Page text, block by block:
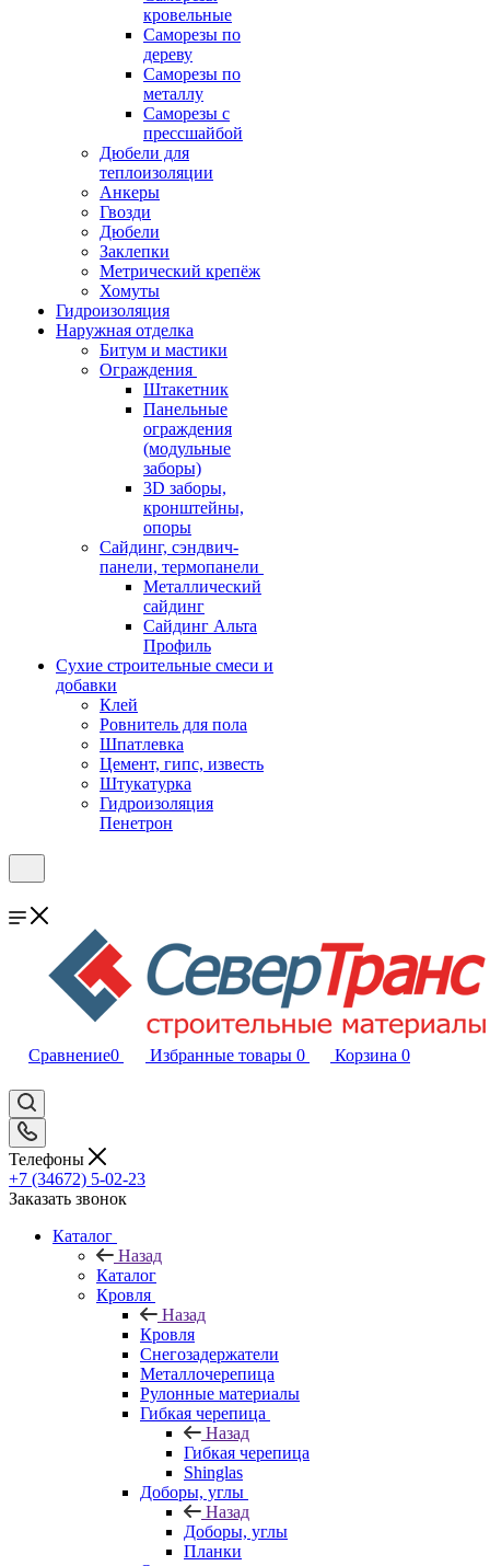
кровельные
Саморезы по
дереву
Саморезы по
металлу
Саморезы с
прессшайбой
Дюбели для
теплоизоляции
Анкеры
Гвозди
Дюбели
Заклепки
Метрический крепёж
Хомуты
Гидроизоляция
Наружная отделка
Битум и мастики
Ограждения
Штакетник
Панельные
ограждения
(модульные
заборы)
3D заборы,
кронштейны,
опоры
Cайдинг, сэндвич-
панели, термопанели
Металлический
сайдинг
Сайдинг Альта
Профиль
Сухие строительные смеси и
добавки
Клей
Ровнитель для пола
Шпатлевка
Цемент, гипс, известь
Штукатурка
Гидроизоляция
Пенетрон
Сравнение0 Избранные товары 0 Корзина 0
Телефоны
+7 (34672) 5-02-23
Заказать звонок
Каталог
Назад
Каталог
Кровля
Назад
Кровля
Снегозадержатели
Металлочерепица
Рулонные материалы
Гибкая черепица
Назад
Гибкая черепица
Shinglas
Доборы, углы
Назад
Доборы, углы
Планки